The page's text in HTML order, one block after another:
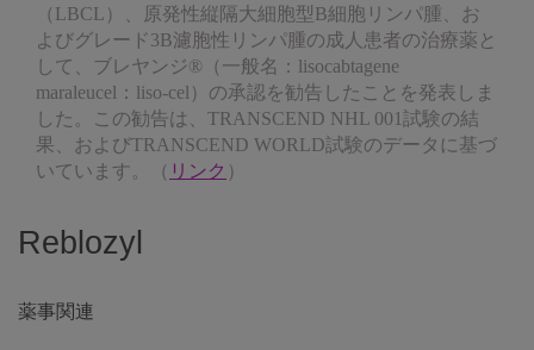
（LBCL）、原発性縦隔大細胞型B細胞リンパ腫、お
よびグレード3B濾胞性リンパ腫の成人患者の治療薬と
して、ブレヤンジ®（一般名：lisocabtagene
maraleucel：liso-cel）の承認を勧告したことを発表しま
した。この勧告は、TRANSCEND NHL 001試験の結
果、およびTRANSCEND WORLD試験のデータに基づ
いています。（ リンク ）
Reblozyl
薬事関連